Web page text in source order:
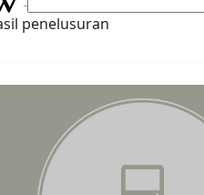
penelusuran